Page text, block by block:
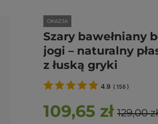
OKAZJA
Szary bawełniany
jogi – naturalny
z łuską gryki
4.9 ( 156 )
109,65 zł 129,00 zł